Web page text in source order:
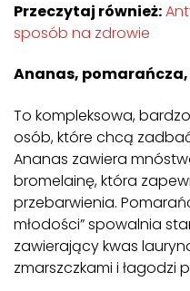
Przeczytaj również:
sposób na zdrowie
Ananas,
To kompleksowa,
osób, które chcą
Ananas zawiera
bromelainę, która
przebarwienia.
młodości” spowalnia
zawierający kwas
zmarszczkami i łagodzi